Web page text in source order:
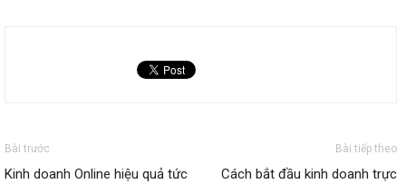
Bài trước
Kinh doanh Online hiệu quả tức
Bài tiếp theo
Cách bắt đầu kinh doanh trực